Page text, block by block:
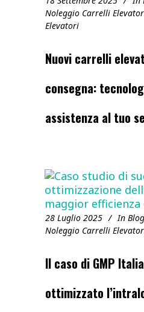
Noleggio Carrelli
Elevatori
Nuovi carrelli
consegna:
assistenza al tuo
28 Luglio 2025 In
Noleggio Carrelli
Il caso di GMP
ottimizzato